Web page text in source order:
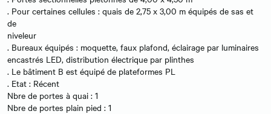
. Pour certaines cellules : quais de 2,75 x 3,00 m équipés de sas et
de
niveleur
. Bureaux équipés : moquette, faux plafond, éclairage par luminaires
encastrés LED, distribution électrique par plinthes
. Le bâtiment B est équipé de plateformes PL
. Etat : Récent
Nbre de portes à quai : 1
Nbre de portes plain pied : 1